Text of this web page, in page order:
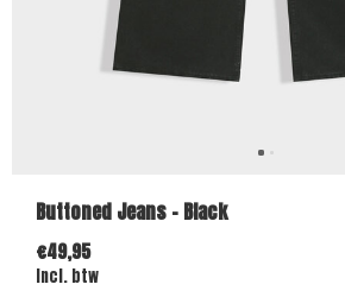
Buttoned Jeans - Black
€49,95
Incl. btw